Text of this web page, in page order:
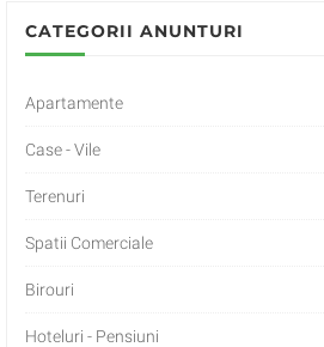
CATEGORII ANUNTURI
Apartamente
Case - Vile
Terenuri
Spatii Comerciale
Birouri
Hoteluri - Pensiuni